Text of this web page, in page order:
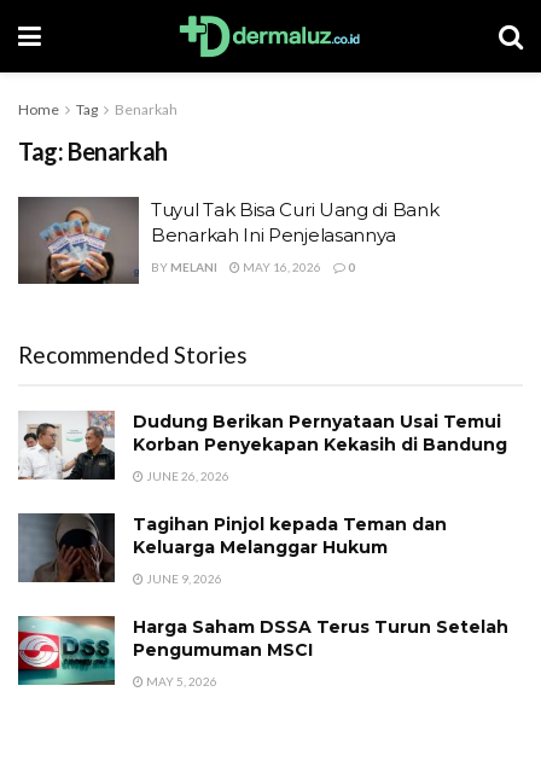
Home Tag Benarkah
Tag: Benarkah
Tuyul Tak Bisa Curi Uang di Bank
Benarkah Ini Penjelasannya
BY MELANI MAY 16, 2026 0
Recommended Stories
Dudung Berikan Pernyataan Usai Temui
Korban Penyekapan Kekasih di Bandung
JUNE 26, 2026
Tagihan Pinjol kepada Teman dan
Keluarga Melanggar Hukum
JUNE 9, 2026
Harga Saham DSSA Terus Turun Setelah
Pengumuman MSCI
MAY 5, 2026